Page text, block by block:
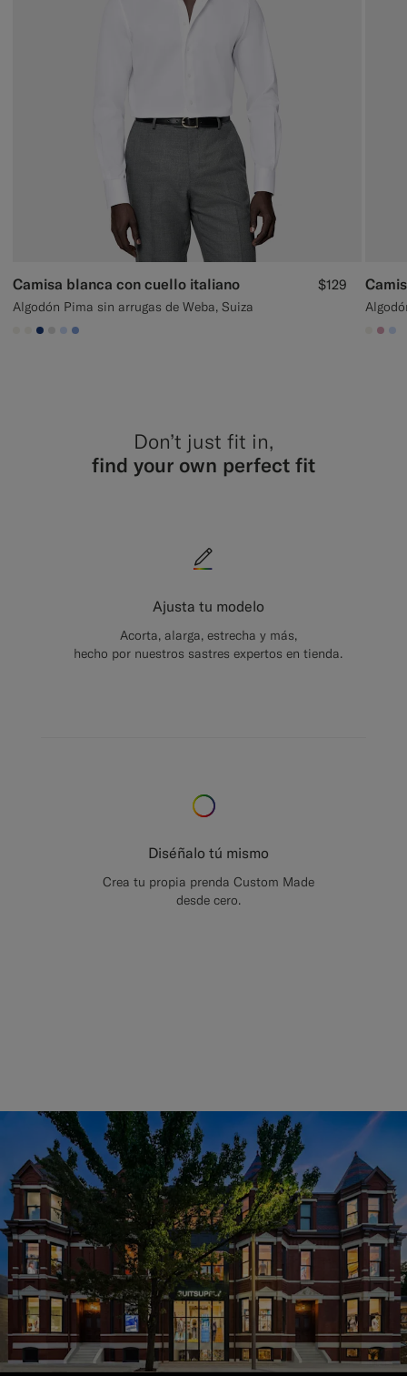
Camisa blanca con cuello italiano
Algodón Pima sin arrugas de Weba, Suiza
$129
#F1EFE8
#F1EFE8
#1C3D7A
#D9DADA
#CCDCF9
#82A1DC
Don’t just fit in,
find your own perfect fit
Ajusta tu modelo
Acorta, alarga, estrecha y más,
hecho por nuestros sastres expertos en tienda.
Diséñalo tú mismo
Crea tu propia prenda Custom Made
desde cero.